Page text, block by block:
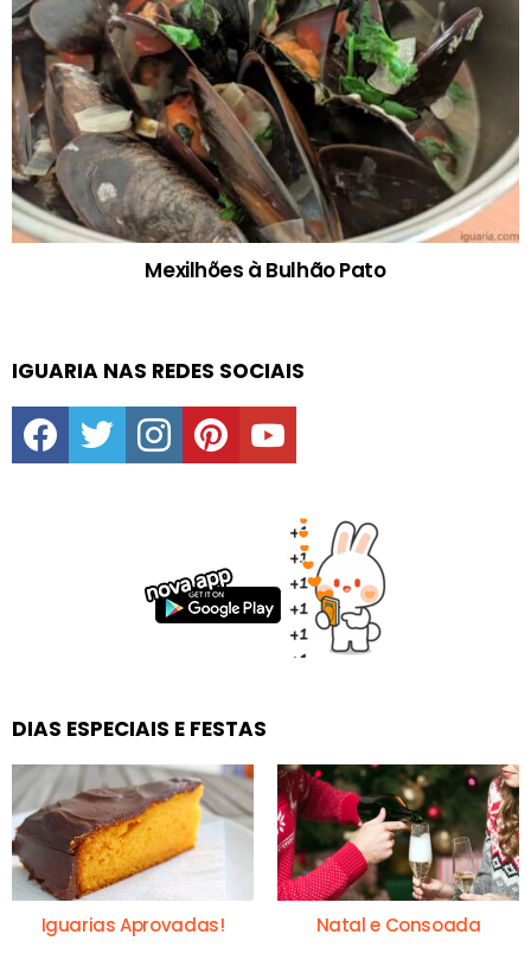
Mexilhões à Bulhão Pato
IGUARIA NAS REDES SOCIAIS
facebooktwitter instagrampinterestyoutube
DIAS ESPECIAIS E FESTAS
Iguarias Aprovadas! Natal e Consoada